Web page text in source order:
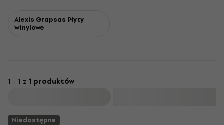
Alexis Grapsas Płyty
winylowe
1 - 1 z 1 produktów
Niedostępne